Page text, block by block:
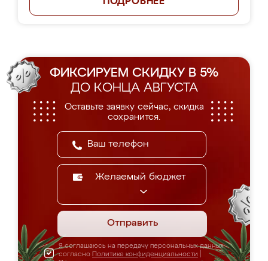
ФИКСИРУЕМ СКИДКУ В 5%
ДО КОНЦА АВГУСТА
Оставьте заявку сейчас, скидка
сохранится.
Желаемый бюджет
Отправить
Я соглашаюсь на передачу персональных данных
согласно Политике конфиденциальности